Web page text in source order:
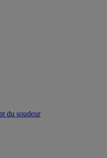
du soudeur